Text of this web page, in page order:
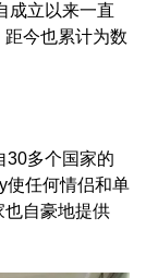
成立以来一直
今也累计为数
30多个国家的
使任何情侣和单
也自豪地提供